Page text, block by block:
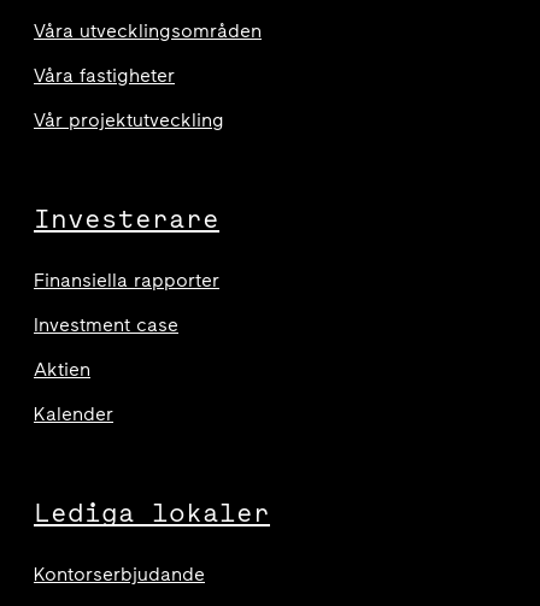
Våra utvecklingsområden
Våra fastigheter
Vår projektutveckling
Investerare
Finansiella rapporter
Investment case
Aktien
Kalender
Lediga lokaler
Kontorserbjudande